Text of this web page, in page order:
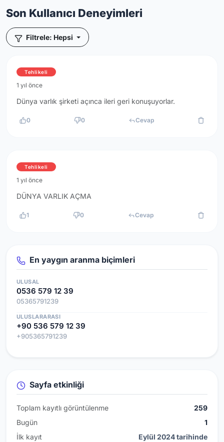
Son Kullanıcı Deneyimleri
Filtrele: Hepsi
Tehlikeli
1 yıl önce
Dünya varlık şirketi açınca ileri geri konuşuyorlar.
0 0 Cevap
Tehlikeli
1 yıl önce
DÜNYA VARLIK AÇMA
1 0 Cevap
En yaygın aranma biçimleri
ULUSAL
0536 579 12 39
05365791239
ULUSLARARASI
+90 536 579 12 39
+905365791239
Sayfa etkinliği
Toplam kayıtlı görüntülenme
259
Bugün
1
İlk kayıt
Eylül 2024 tarihinde